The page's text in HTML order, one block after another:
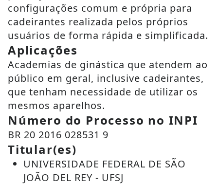
configurações comum e própria para
cadeirantes realizada pelos próprios
usuários de forma rápida e simplificada.
Aplicações
Academias de ginástica que atendem ao
público em geral, inclusive cadeirantes,
que tenham necessidade de utilizar os
mesmos aparelhos.
Número do Processo no INPI
BR 20 2016 028531 9
Titular(es)
UNIVERSIDADE FEDERAL DE SÃO
JOÃO DEL REY - UFSJ